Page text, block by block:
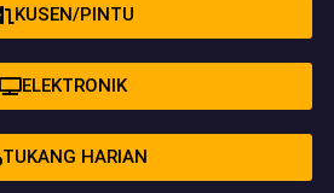
KUSEN/PINTU
ELEKTRONIK
TUKANG HARIAN